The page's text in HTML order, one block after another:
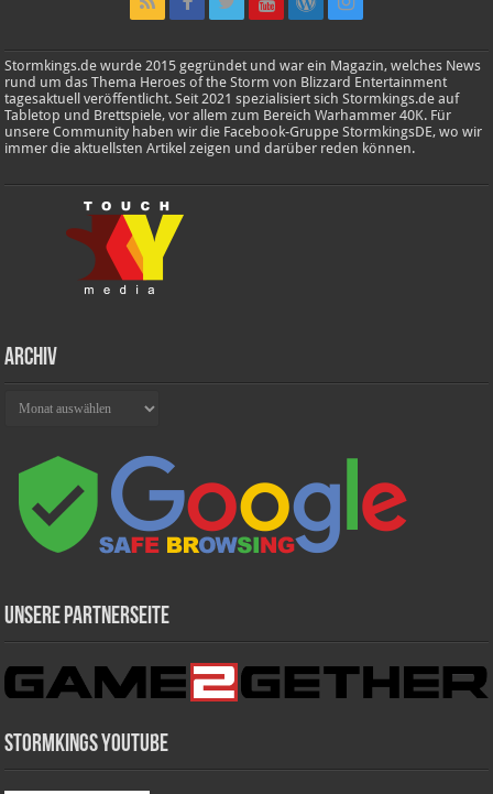
Stormkings.de wurde 2015 gegründet und war ein Magazin, welches News
rund um das Thema Heroes of the Storm von Blizzard Entertainment
tagesaktuell veröffentlicht. Seit 2021 spezialisiert sich Stormkings.de auf
Tabletop und Brettspiele, vor allem zum Bereich Warhammer 40K. Für
unsere Community haben wir die Facebook-Gruppe StormkingsDE, wo wir
immer die aktuellsten Artikel zeigen und darüber reden können.
Archiv
Unsere Partnerseite
Stormkings Youtube